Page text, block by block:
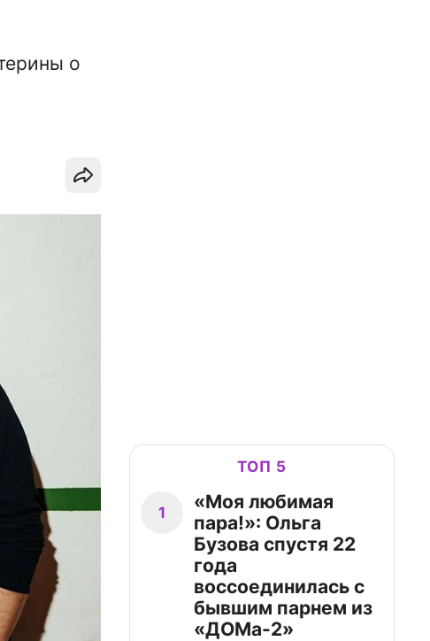
о
ТОП 5
1
«Моя любимая
пара!»: Ольга
Бузова спустя 22
года
воссоединилась с
бывшим парнем из
«ДОМа-2»